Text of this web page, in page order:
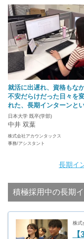
就活に出遅れ、資格もなか
不安だらけだった日々を
れた、長期インターンと
日本大学 既卒(学部)
中井 双葉
株式会社アカウンタックス
事務/アシスタント
長期イ
積極採用中の長期
株式